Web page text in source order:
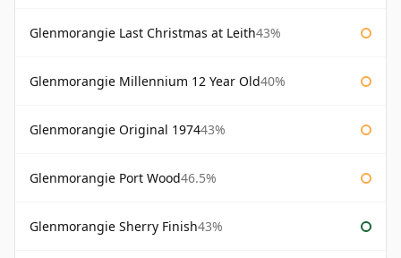
Glenmorangie Last Christmas at Leith43%
Glenmorangie Millennium 12 Year Old40%
Glenmorangie Original 197443%
Glenmorangie Port Wood46.5%
Glenmorangie Sherry Finish43%